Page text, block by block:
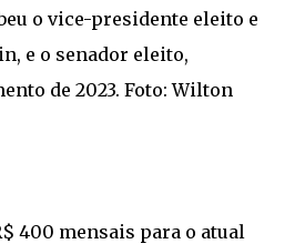
o vice-presidente eleito e
e o senador eleito,
de 2023. Foto: Wilton
400 mensais para o atual